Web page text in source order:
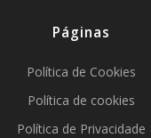
Páginas
Política de Cookies
Política de cookies
Política de Privacidade